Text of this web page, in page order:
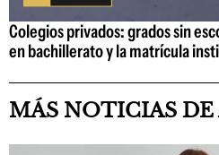
Colegios privados: grados sin
en bachillerato y la matrícula
MÁS NOTICIAS